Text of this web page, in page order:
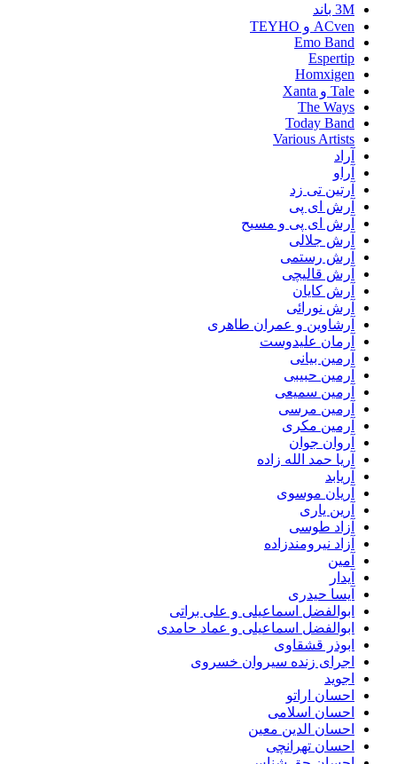
3M باند
ACven و TEYHO
Emo Band
Espertip
Homxigen
Tale و Xanta
The Ways
Today Band
Various Artists
آراد
آراو
آرتین تی زد
آرش ای پی
آرش ای پی و مسیح
آرش جلالی
آرش رستمی
آرش قالیچی
آرش کایان
آرش نورائی
آرشاوین و عمران طاهری
آرمان علیدوست
آرمین بیانی
آرمین حبیبی
آرمین سمیعی
آرمین مرسی
آرمین مکری
آروان جوان
آریا حمد الله زاده
آریابد
آریان موسوی
آرین یاری
آزاد طوسی
آزاد نیرومندزاده
آمین
آیدار
آیسا حیدری
ابوالفضل اسماعیلی و علی براتی
ابوالفضل اسماعیلی و عماد حامدی
ابوذر قشقاوی
اجرای زنده سیروان خسروی
اجوید
احسان اراتو
احسان اسلامی
احسان الدین معین
احسان تهرانچی